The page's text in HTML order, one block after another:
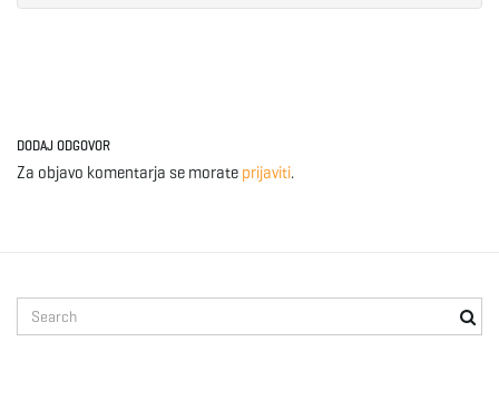
DODAJ ODGOVOR
Za objavo komentarja se morate prijaviti.
e